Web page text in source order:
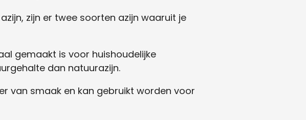
zijn er twee soorten azijn waaruit je
gemaakt is voor huishoudelijke
dan natuurazijn.
van smaak en kan gebruikt worden voor